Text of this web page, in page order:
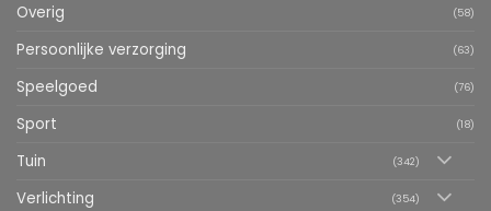
Overig (58)
Persoonlijke verzorging (63)
Speelgoed (76)
Sport (18)
Tuin (342)
Verlichting (354)